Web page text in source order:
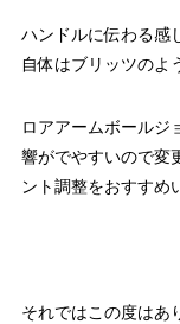
ハンドルに伝わる感
自体はブリッツのよ
ロアアームボールジ
響がでやすいので変
ント調整をおすすめ
それではこの度はあ